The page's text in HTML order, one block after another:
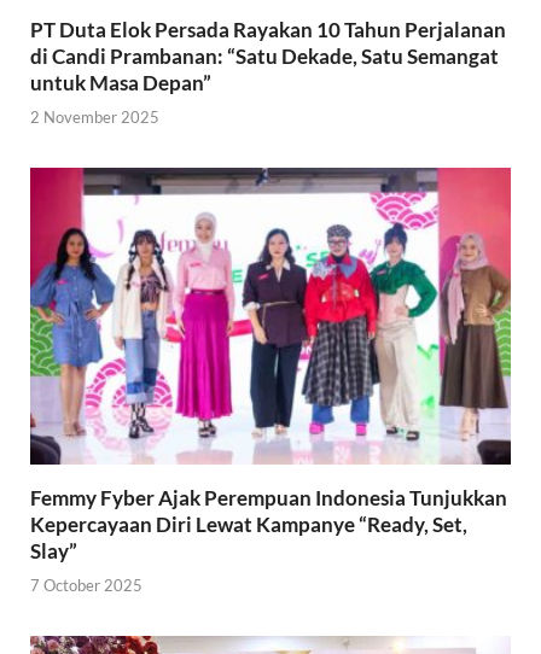
PT Duta Elok Persada Rayakan 10 Tahun Perjalanan
di Candi Prambanan: “Satu Dekade, Satu Semangat
untuk Masa Depan”
2 November 2025
Femmy Fyber Ajak Perempuan Indonesia Tunjukkan
Kepercayaan Diri Lewat Kampanye “Ready, Set,
Slay”
7 October 2025